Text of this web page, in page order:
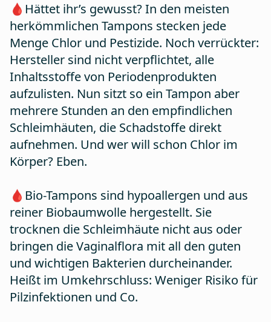
🩸Hättet ihr’s gewusst? In den meisten
herkömmlichen Tampons stecken jede
Menge Chlor und Pestizide. Noch verrückter:
Hersteller sind nicht verpflichtet, alle
Inhaltsstoffe von Periodenprodukten
aufzulisten. Nun sitzt so ein Tampon aber
mehrere Stunden an den empfindlichen
Schleimhäuten, die Schadstoffe direkt
aufnehmen. Und wer will schon Chlor im
Körper? Eben.
🩸Bio-Tampons sind hypoallergen und aus
reiner Biobaumwolle hergestellt. Sie
trocknen die Schleimhäute nicht aus oder
bringen die Vaginalflora mit all den guten
und wichtigen Bakterien durcheinander.
Heißt im Umkehrschluss: Weniger Risiko für
Pilzinfektionen und Co.